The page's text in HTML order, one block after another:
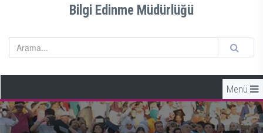
Bilgi Edinme Müdürlüğü
Menü